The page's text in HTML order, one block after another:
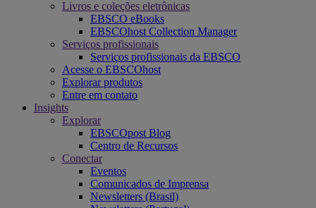
Livros e coleções eletrônicas
EBSCO eBooks
EBSCOhost Collection Manager
Serviços profissionais
Serviços profissionais da EBSCO
Acesse o EBSCOhost
Explorar produtos
Entre em contato
Insights
Explorar
EBSCOpost Blog
Centro de Recursos
Conectar
Eventos
Comunicados de Imprensa
Newsletters (Brasil)